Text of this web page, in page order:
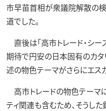
市早苗首相が衆議院解散の
道でした。
直後は「高市トレード・シー
期待で円安の日本固有のカタ
述の物色テーマがさらにエス
高市トレードの物色テーマ
ティ関連も含むため、そうし